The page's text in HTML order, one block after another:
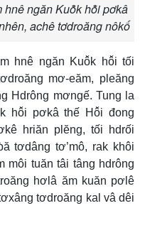
hnê ngăn Kuô̆k hô̆i pơkâ
achê tơdroăng nôkố
hnê ngăn Kuô̆k hô̆i tối
mơ-eăm, pleăng
Hdrông mơngế. Tung la
hô̆i pơkâ thế Hô̆i đong
hriăn plĕng, tối hdrối
tơdâng tơ’mô, rak khôi
môi tuăn tâi tâng hdrông
hơlâ ăm kuăn pơlê
tơdroăng kal vâ dêi